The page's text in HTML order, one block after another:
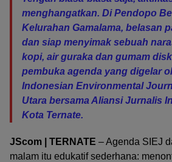
menghangatkan. Di Pendopo
Kelurahan Gamalama, belasan
dan siap menyimak sebuah
kopi, air guraka dan gumam
pembuka agenda yang digelar
Indonesian Environmental
Utara bersama Aliansi Jurnalis
Kota Ternate.
JScom | TERNATE – Agenda SIEJ
malam itu edukatif sederhana: